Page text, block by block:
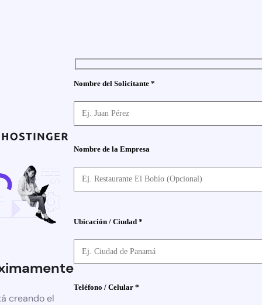
creando el
Nombre del Solicitante *
Nombre de la Empresa
Ubicación / Ciudad *
Teléfono / Celular *